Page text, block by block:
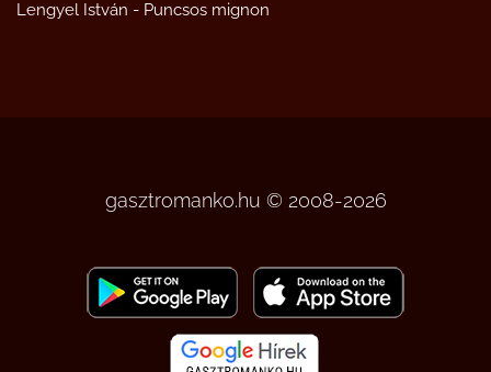
Lengyel István - Puncsos mignon
gasztromanko.hu © 2008-2026